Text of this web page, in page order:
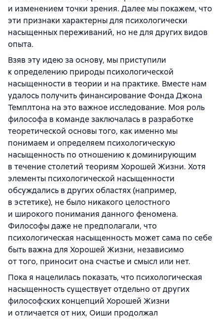
и изменением точки зрения. Далее мы покажем, что
эти признаки характерны для психологически
насыщенных переживаний, но не для других видов
опыта.
Взяв эту идею за основу, мы приступили
к определению природы психологической
насыщенности в теории и на практике. Вместе нам
удалось получить финансирование Фонда Джона
Темплтона на это важное исследование. Моя роль
философа в команде заключалась в разработке
теоретической основы того, как именно мы
понимаем и определяем психологическую
насыщенность по отношению к доминирующим
в течение столетий теориям Хорошей Жизни. Хотя
элементы психологической насыщенности
обсуждались в других областях (например,
в эстетике), не было никакого целостного
и широкого понимания данного феномена.
Философы даже не предполагали, что
психологическая насыщенность может сама по себе
быть важна для Хорошей Жизни, независимо
от того, приносит она счастье и смысл или нет.
Пока я нацелилась показать, что психологическая
насыщенность существует отдельно от других
философских концепций Хорошей Жизни
и отличается от них, Оиши продолжал